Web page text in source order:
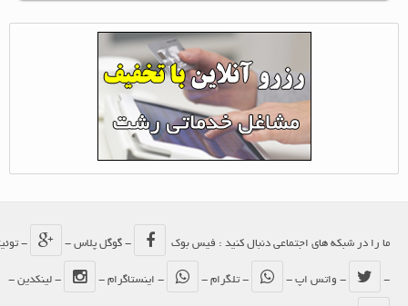
ما را در شبکه های اجتماعی دنبال کنید : فیس بوک - گوگل پلاس - - توئیتر
- واتس اپ - - تلگرام - - اینستاگرام - - لینکدین -